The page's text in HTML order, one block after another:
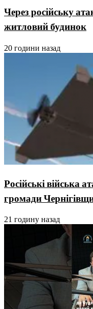
Через російську
житловий будинок
20 години назад
Російські війська
громади
21 годину назад